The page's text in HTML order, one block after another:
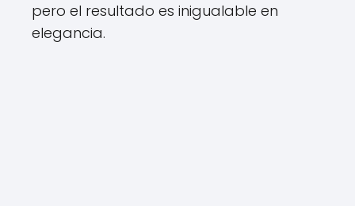
pero el resultado es inigualable en
elegancia.